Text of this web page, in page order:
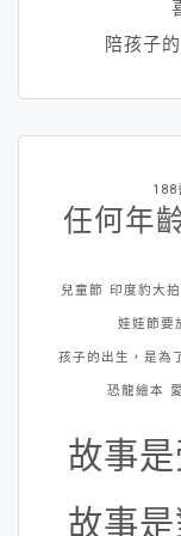
陪孩子
188
任何年
兒童節 印度豹大
娃娃節要
孩子的出生，是為
恐龍繪本
故事
故事